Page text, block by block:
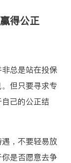
得公正
总是站在投保
但只要寻求专
己的公正结
，不要轻易放
是否愿意去争